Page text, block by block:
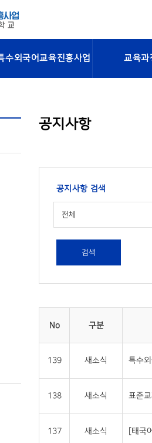
수외국어교육진흥사업 교육과
공지사항
공지사항 검색
전체
검색
No 구분
139 새소식 특수
138 새소식 표준
137 새소식 [태국